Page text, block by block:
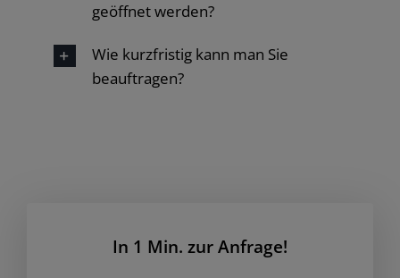
geöffnet werden?
Wie kurzfristig kann man Sie
beauftragen?
In 1 Min. zur Anfrage!